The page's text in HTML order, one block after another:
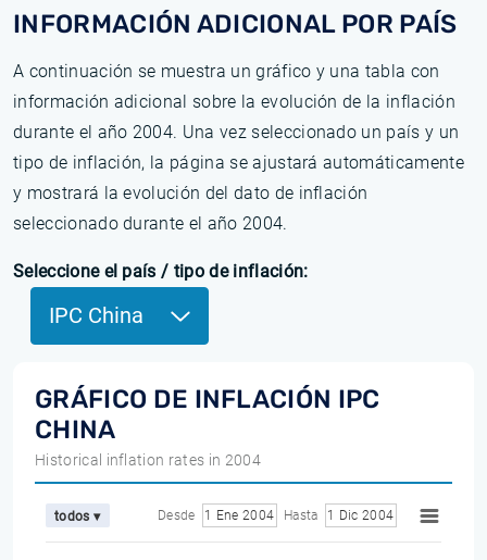
INFORMACIÓN ADICIONAL POR PAÍS
A continuación se muestra un gráfico y una tabla con
información adicional sobre la evolución de la inflación
durante el año 2004. Una vez seleccionado un país y un
tipo de inflación, la página se ajustará automáticamente
y mostrará la evolución del dato de inflación
seleccionado durante el año 2004.
Seleccione el país / tipo de inflación:
IPC China
GRÁFICO DE INFLACIÓN IPC
CHINA
Historical inflation rates in 2004
todos ▾ Desde 1 Ene 2004 Hasta 1 Dic 2004